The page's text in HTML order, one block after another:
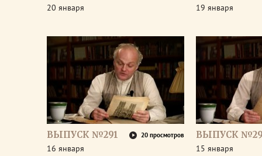
20 января 19 января
ВЫПУСК №291 20 просмотров
16 января
ВЫПУСК
15 января